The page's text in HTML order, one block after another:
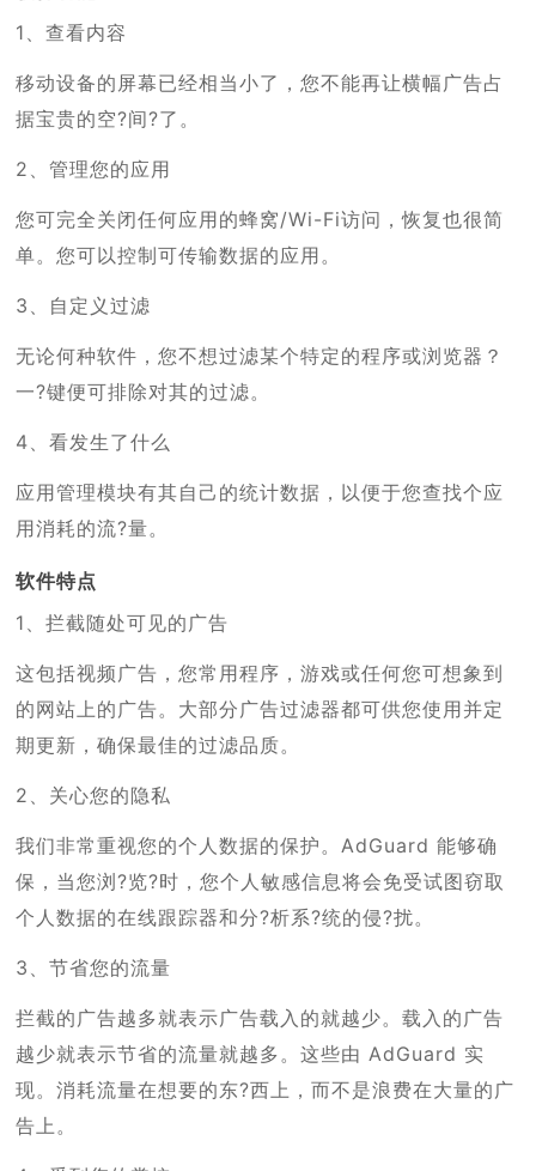
1、查看内容
移动设备的屏幕已经相当小了，您不能再让横幅广告占
据宝贵的空?间?了。
2、管理您的应用
您可完全关闭任何应用的蜂窝/Wi-Fi访问，恢复也很简
单。您可以控制可传输数据的应用。
3、自定义过滤
无论何种软件，您不想过滤某个特定的程序或浏览器？
一?键便可排除对其的过滤。
4、看发生了什么
应用管理模块有其自己的统计数据，以便于您查找个应
用消耗的流?量。
软件特点
1、拦截随处可见的广告
这包括视频广告，您常用程序，游戏或任何您可想象到
的网站上的广告。大部分广告过滤器都可供您使用并定
期更新，确保最佳的过滤品质。
2、关心您的隐私
我们非常重视您的个人数据的保护。AdGuard 能够确
保，当您浏?览?时，您个人敏感信息将会免受试图窃取
个人数据的在线跟踪器和分?析系?统的侵?扰。
3、节省您的流量
拦截的广告越多就表示广告载入的就越少。载入的广告
越少就表示节省的流量就越多。这些由 AdGuard 实
现。消耗流量在想要的东?西上，而不是浪费在大量的广
告上。